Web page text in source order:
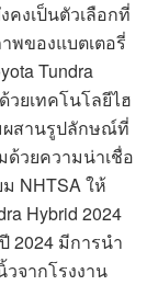
คงเป็นตัวเลือกที่
พของแบตเตอรี่
Tundra
วยเทคโนโลยีไฮ
ผสานรูปลักษณ์ที่
ด้วยความน่าเชื่อ
NHTSA ให้
Hybrid 2024
2024 มีการนำ
วจากโรงงาน